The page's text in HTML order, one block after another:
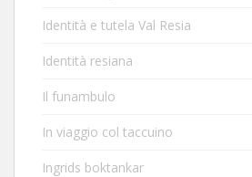
Identità e tutela Val Resia
Identità resiana
Il funambulo
In viaggio col taccuino
Ingrids boktankar